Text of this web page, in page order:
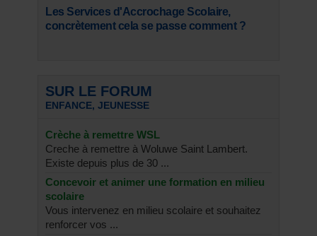
Les Services d'Accrochage Scolaire,
concrètement cela se passe comment ?
SUR LE FORUM
ENFANCE, JEUNESSE
Crèche à remettre WSL
Creche à remettre à Woluwe Saint Lambert.
Existe depuis plus de 30 ...
Concevoir et animer une formation en milieu
scolaire
Vous intervenez en milieu scolaire et souhaitez
renforcer vos ...